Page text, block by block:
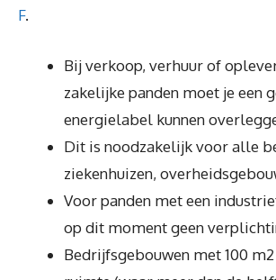
F.
Bij verkoop, verhuur of
zakelijke panden moet je een
energielabel kunnen
Dit is noodzakelijk voor alle
ziekenhuizen,
Voor panden met een
op dit moment geen
Bedrijfsgebouwen met 100